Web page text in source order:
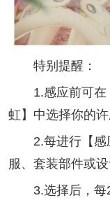
特别提醒：
1.感应前可在【
虹】中选择你的
2.每进行【感
服、套装部件或设
3.选择后，每